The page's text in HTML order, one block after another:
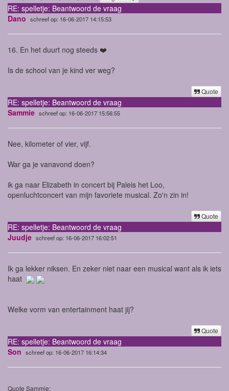
RE: spelletje: Beantwoord de vraag
Dano schreef op: 16-06-2017 14:15:53
16. En het duurt nog steeds ❤️
Is de school van je kind ver weg?
Quote
RE: spelletje: Beantwoord de vraag
Sammie schreef op: 16-06-2017 15:56:55
Nee, kilometer of vier, vijf.
War ga je vanavond doen?
ik ga naar Elizabeth in concert bij Paleis het Loo,
openluchtconcert van mijn favoriete musical. Zo'n zin in!
Quote
RE: spelletje: Beantwoord de vraag
Juudje schreef op: 16-06-2017 16:02:51
Ik ga lekker niksen. En zeker niet naar een musical want als ik iets
haat
Welke vorm van entertainment haat jij?
Quote
RE: spelletje: Beantwoord de vraag
Son schreef op: 16-06-2017 16:14:34
Quote Sammie: